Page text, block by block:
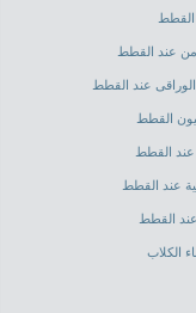
القطط
عند القطط
عند القطط
القطط
القطط
عند القطط
القطط
الكلاب